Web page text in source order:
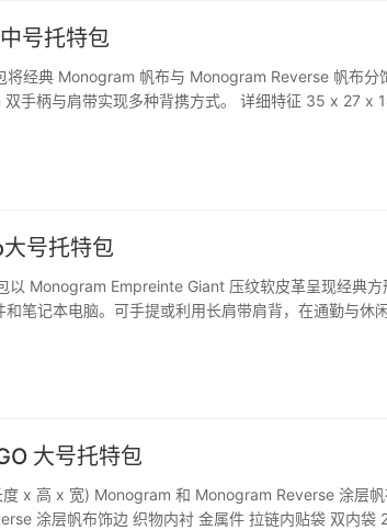
号托特包
经典 Monogram 帆布与 Monogram Reverse 帆布分
手柄与肩带实现多种背携方式。 详细特征 35 x 27 x
号托特包
Monogram Empreinte Giant 压纹软皮革呈现经典方
笔记本电脑。可手提或利用长肩带肩背，在通勤与休
大号托特包
x 高 x 宽) Monogram 和 Monogram Reverse 涂层
涂层帆布饰边 织物内衬 金属件 拉链内贴袋 双内袋